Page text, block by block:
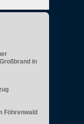
in
Föhrenwald